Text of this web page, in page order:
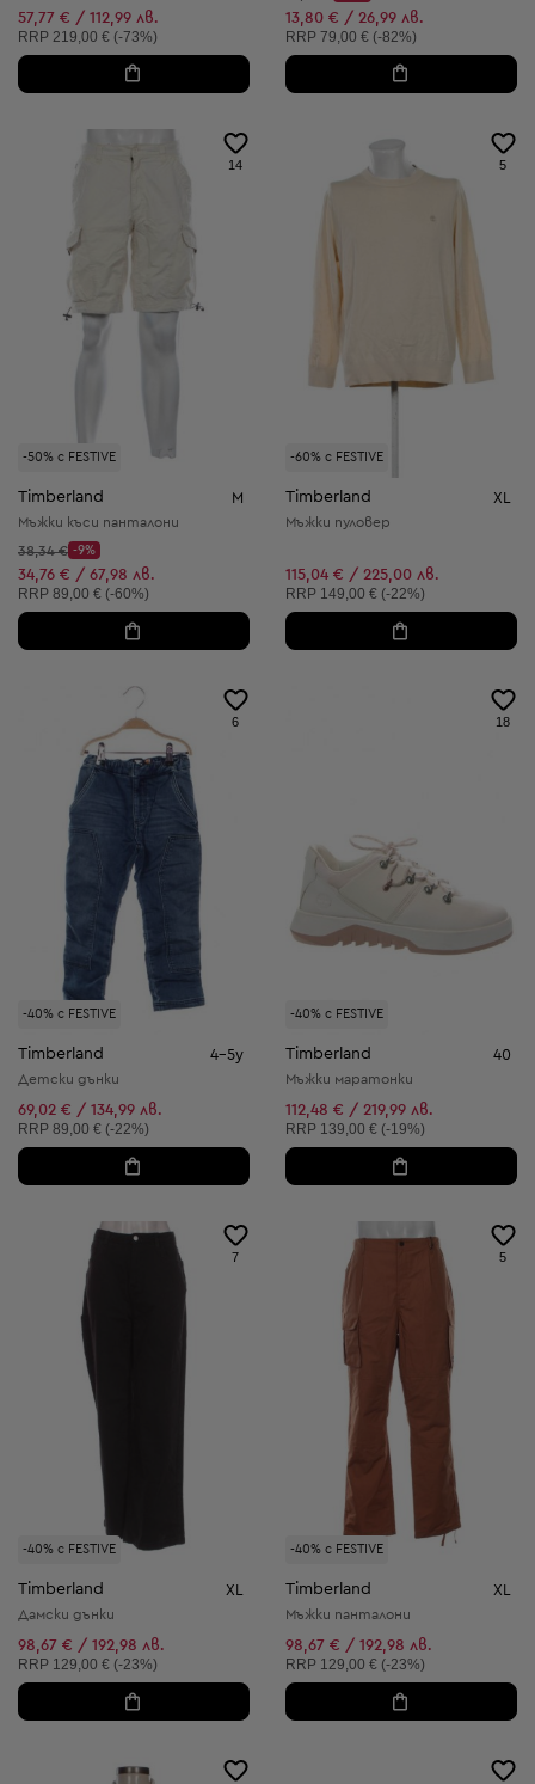
57,77 € / 112,99 лв.
Препоръчителна цена:
RRP 219,00 € (-73%)
Намалена цена:
13,80 € / 26,99 лв.
Препоръчителна цена:
RRP 79,00 € (-82%)
-50% с FESTIVE
14
Timberland M
Мъжки къси панталони
Начална цена:
38,34 €
Discount Price:
-9%
Намалена цена:
34,76 € / 67,98 лв.
Препоръчителна цена:
RRP 89,00 € (-60%)
-60% с FESTIVE
5
Timberland XL
Мъжки пуловер
115,04 € / 225,00 лв.
Препоръчителна цена:
RRP 149,00 € (-22%)
-40% с FESTIVE
6
Timberland 4-5y
Детски дънки
69,02 € / 134,99 лв.
Препоръчителна цена:
RRP 89,00 € (-22%)
-40% с FESTIVE
18
Timberland 40
Мъжки маратонки
112,48 € / 219,99 лв.
Препоръчителна цена:
RRP 139,00 € (-19%)
-40% с FESTIVE
7
Timberland XL
Дамски дънки
98,67 € / 192,98 лв.
Препоръчителна цена:
RRP 129,00 € (-23%)
-40% с FESTIVE
5
Timberland XL
Мъжки панталони
98,67 € / 192,98 лв.
Препоръчителна цена:
RRP 129,00 € (-23%)